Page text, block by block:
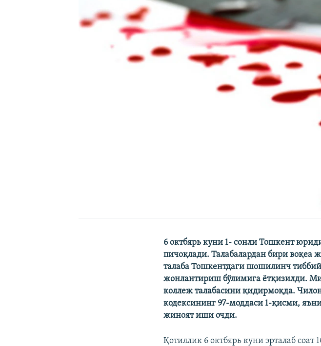
6 октбярь куни 1- сонли Тошкент
пичоқлади. Талабалардан бири воқеа
талаба Тошкентдаги шошилинч
жонлантириш бўлимига ётқизилди.
коллеж талабасини қидирмоқда.
кодексининг 97-моддаси 1-қисми,
жиноят иши очди.
Қотиллик 6 октбярь куни эрталаб